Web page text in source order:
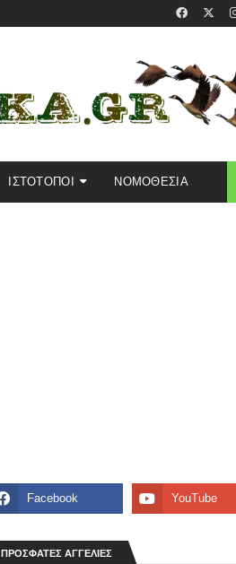
ΙΣΤΟΤΟΠΟΙ ΝΟΜΟΘΕΣΙΑ
ΠΡΟΣΦΑΤΕΣ ΑΓΓΕΛΙΕΣ